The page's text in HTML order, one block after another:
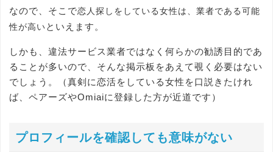
なので、そこで恋人探しをしている女性は、業者である可能
性が高いといえます。
しかも、違法サービス業者ではなく何らかの勧誘目的であ
ることが多いので、そんな掲示板をあえて覗く必要はない
でしょう。（真剣に恋活をしている女性を口説きたけれ
ば、ペアーズやOmiaiに登録した方が近道です）
プロフィールを確認しても意味がない